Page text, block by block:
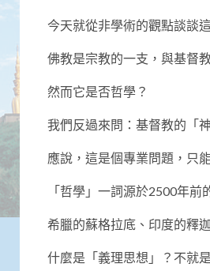
今天就從非學術的觀點談談
佛教是宗教的一支，與基督
然而它是否哲學？
我們反過來問：基督教的「
應說，這是個專業問題，只
「哲學」一詞源於2500年
希臘的蘇格拉底、印度的釋
什麼是「義理思想」？不就